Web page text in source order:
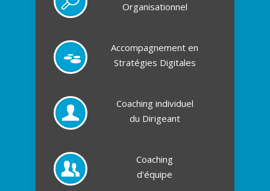
Organisationnel
Accompagnement en
Stratégies Digitales
Coaching individuel
du Dirigeant
Coaching
d'équipe